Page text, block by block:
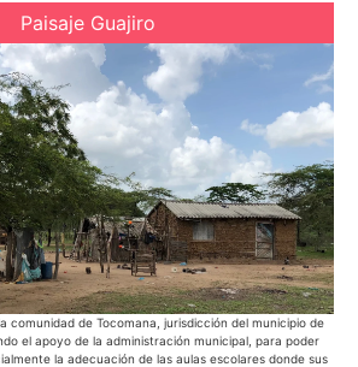
Paisaje Guajiro
comunidad de Tocomana, jurisdicción del municipio de
el apoyo de la administración municipal, para poder
la adecuación de las aulas escolares donde sus